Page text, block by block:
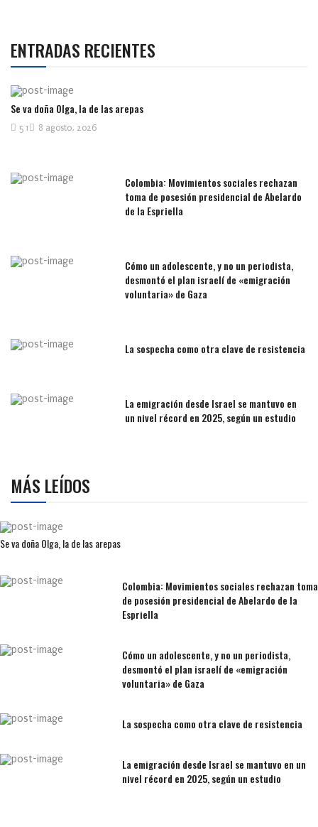
ENTRADAS RECIENTES
Se va doña Olga, la de las arepas
8 agosto, 2026
51
Colombia: Movimientos sociales rechazan
toma de posesión presidencial de Abelardo
de la Espriella
Cómo un adolescente, y no un periodista,
desmontó el plan israelí de «emigración
voluntaria» de Gaza
La sospecha como otra clave de resistencia
La emigración desde Israel se mantuvo en
un nivel récord en 2025, según un estudio
MÁS LEÍDOS
Se va doña Olga, la de las arepas
Colombia: Movimientos sociales rechazan toma
de posesión presidencial de Abelardo de la
Espriella
Cómo un adolescente, y no un periodista,
desmontó el plan israelí de «emigración
voluntaria» de Gaza
La sospecha como otra clave de resistencia
La emigración desde Israel se mantuvo en un
nivel récord en 2025, según un estudio